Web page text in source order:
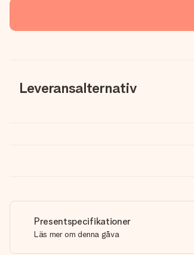
Leveransalternativ
Presentspecifikationer
Läs mer om denna gåva